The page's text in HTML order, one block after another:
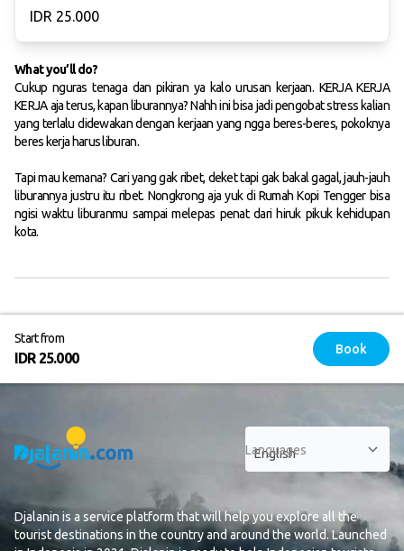
IDR 25.000
What you’ll do?
Cukup nguras tenaga dan pikiran ya kalo urusan kerjaan. KERJA KERJA
KERJA aja terus, kapan liburannya? Nahh ini bisa jadi pengobat stress kalian
yang terlalu didewakan dengan kerjaan yang ngga beres-beres, pokoknya
beres kerja harus liburan.
Tapi mau kemana? Cari yang gak ribet, deket tapi gak bakal gagal, jauh-jauh
liburannya justru itu ribet. Nongkrong aja yuk di Rumah Kopi Tengger bisa
ngisi waktu liburanmu sampai melepas penat dari hiruk pikuk kehidupan
kota.
Start from
IDR 25.000
Book
Languages
Djalanin is a service platform that will help you explore all the
tourist destinations in the country and around the world. Launched